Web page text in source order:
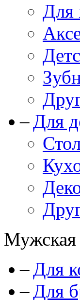
Для
Для
Мужская
Для
Для